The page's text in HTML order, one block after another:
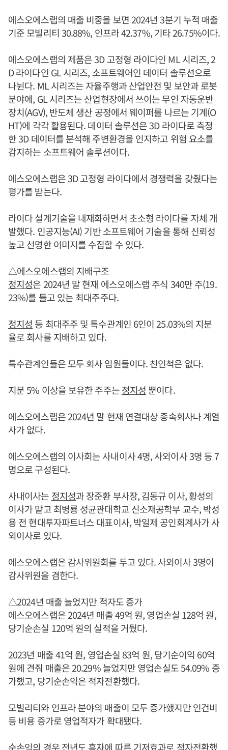
에스오에스랩의 매출 비중을 보면 2024년 3분기 누적 매출
기준 모빌리티 30.88%, 인프라 42.37%, 기타 26.75%이다.
에스오에스랩의 제품은 3D 고정형 라이다인 ML 시리즈, 2
D 라이다인 GL 시리즈, 소프트웨어인 데이터 솔루션으로
나뉜다. ML 시리즈는 자율주행과 산업안전 및 보안과 로봇
분야에, GL 시리즈는 산업현장에서 쓰이는 무인 자동운반
장치(AGV), 반도체 생산 공정에서 웨이퍼를 나르는 기계(O
HT)에 각각 활용된다. 데이터 솔루션은 3D 라이다로 측정
한 3D 데이터를 분석해 주변환경을 인지하고 위험 요소를
감지하는 소프트웨어 솔루션이다.
에스오에스랩은 3D 고정형 라이다에서 경쟁력을 갖췄다는
평가를 받는다.
라이다 설계기술을 내재화하면서 초소형 라이다를 자체 개
발했다. 인공지능(AI) 기반 소프트웨어 기술을 통해 신뢰성
높고 선명한 이미지를 수집할 수 있다.
△에스오에스랩의 지배구조
정지성은 2024년 말 현재 에스오에스랩 주식 340만 주(19.
23%)를 들고 있는 최대주주다.
정지성 등 최대주주 및 특수관계인 6인이 25.03%의 지분
율로 회사를 지배하고 있다.
특수관계인들은 모두 회사 임원들이다. 친인척은 없다.
지분 5% 이상을 보유한 주주는정지성뿐이다.
에스오에스랩은 2024년 말 현재 연결대상 종속회사나 계열
사가 없다.
에스오에스랩의 이사회는 사내이사 4명, 사외이사 3명 등 7
명으로 구성된다.
사내이사는 정지성과 장준환 부사장, 김동규 이사, 황성의
이사가 맡고 최병룡 성균관대학교 신소재공학부 교수, 박성
용 전 현대투자파트너스 대표이사, 박일제 공인회계사가 사
외이사로 있다.
에스오에스랩은 감사위원회를 두고 있다. 사외이사 3명이
감사위원을 겸한다.
△2024년 매출 늘었지만 적자도 증가
에스오에스랩은 2024년 매출 49억 원, 영업손실 128억 원,
당기순손실 120억 원의 실적을 거뒀다.
2023년 매출 41억 원, 영업손실 83억 원, 당기순이익 60억
원에 견줘 매출은 20.29% 늘었지만 영업손실도 54.09% 증
가했고, 당기순손익은 적자전환했다.
모빌리티와 인프라 분야의 매출이 모두 증가했지만 인건비
등 비용 증가로 영업적자가 확대됐다.
순손익의 경우 전년도 흑자에 따른 기저효과로 적자전환했